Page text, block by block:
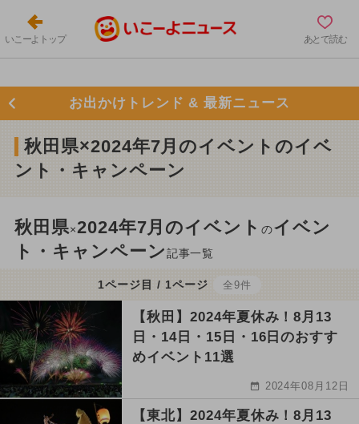
いこーよトップ あとで読む
お出かけトレンド & 最新ニュース
秋田県×2024年7月のイベントのイベ
ント・キャンペーン
秋田県×2024年7月のイベントのイベン
ト・キャンペーン記事一覧
1ページ目 / 1ページ 全9件
【秋田】2024年夏休み！8月13
日・14日・15日・16日のおすす
めイベント11選
2024年08月12日
【東北】2024年夏休み！8月13